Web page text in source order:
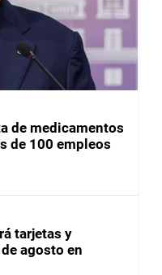
de medicamentos
de 100 empleos
tarjetas y
agosto en